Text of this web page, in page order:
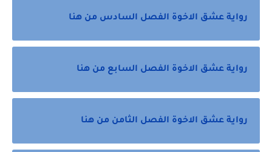
رواية عشق الاخوة الفصل السادس من هنا
رواية عشق الاخوة الفصل السابع من هنا
رواية عشق الاخوة الفصل الثامن من هنا